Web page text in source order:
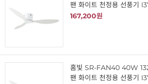
팬 화이트 천정용 선풍기
167,200원
홈빛 SR-FAN40 40W
팬 화이트 천정용 선풍기